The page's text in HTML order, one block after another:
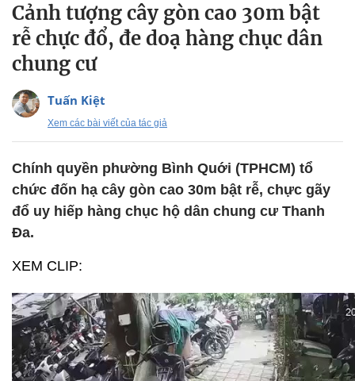
Cảnh tượng cây gòn cao 30m bật
rễ chực đổ, đe doạ hàng chục dân
chung cư
Tuấn Kiệt
Xem các bài viết của tác giả
Chính quyền phường Bình Quới (TPHCM) tổ
chức đốn hạ cây gòn cao 30m bật rễ, chực gãy
đổ uy hiếp hàng chục hộ dân chung cư Thanh
Đa.
XEM CLIP: